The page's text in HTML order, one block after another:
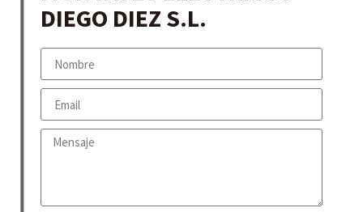
DIEGO DIEZ S.L.